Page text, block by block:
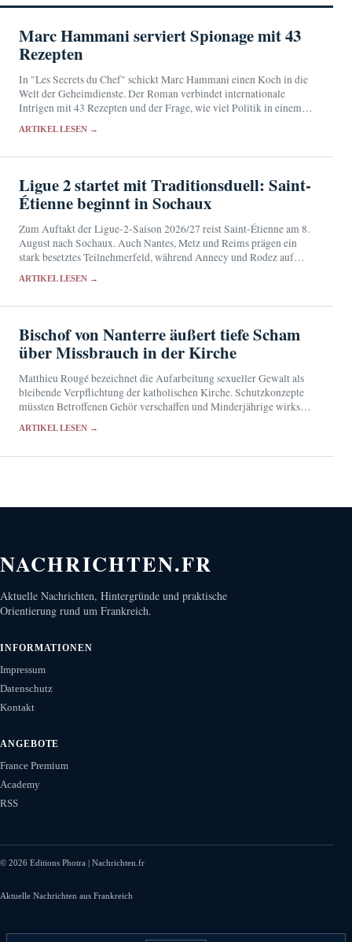
Marc Hammani serviert Spionage mit 43
Rezepten
In "Les Secrets du Chef" schickt Marc Hammani einen Koch in die
Welt der Geheimdienste. Der Roman verbindet internationale
Intrigen mit 43 Rezepten und der Frage, wie viel Politik in einem
ARTIKEL LESEN →
Ligue 2 startet mit Traditionsduell: Saint-
Étienne beginnt in Sochaux
Zum Auftakt der Ligue-2-Saison 2026/27 reist Saint-Étienne am 8.
August nach Sochaux. Auch Nantes, Metz und Reims prägen ein
stark besetztes Teilnehmerfeld, während Annecy und Rodez auf
ARTIKEL LESEN →
Bischof von Nanterre äußert tiefe Scham
über Missbrauch in der Kirche
Matthieu Rougé bezeichnet die Aufarbeitung sexueller Gewalt als
bleibende Verpflichtung der katholischen Kirche. Schutzkonzepte
müssten Betroffenen Gehör verschaffen und Minderjährige wirksam
ARTIKEL LESEN →
NACHRICHTEN.FR
Aktuelle Nachrichten, Hintergründe und praktische
Orientierung rund um Frankreich.
INFORMATIONEN
Impressum
Datenschutz
Kontakt
ANGEBOTE
France Premium
Academy
RSS
© 2026 Editions Photra | Nachrichten.fr
Aktuelle Nachrichten aus Frankreich